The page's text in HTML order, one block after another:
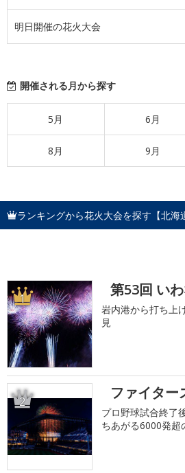
明日開催の花火大会
開催される月から探す
5月 6月
8月 9月
ランキングから花火大会を探す【北海
1 第53回 い
岩内港から打ち上
見
2 ファイター
プロ野球試合終了
ちあがる6000発超